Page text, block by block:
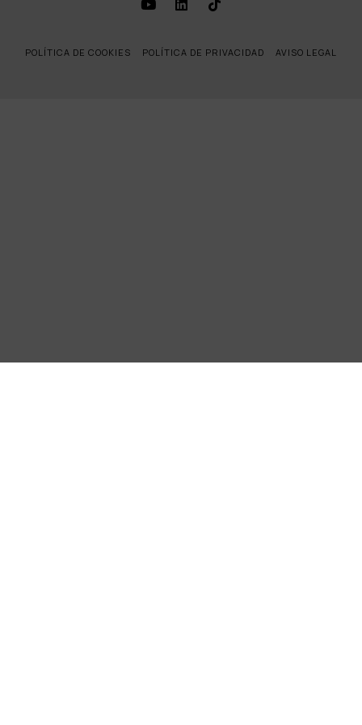
POLÍTICA DE COOKIES POLÍTICA DE PRIVACIDAD AVISO LEGAL